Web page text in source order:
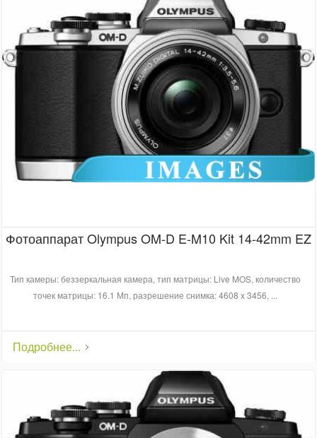
Фотоаппарат Olympus OM-D E-M10 Kit 14-42mm EZ
Тип камеры: беззеркальная камера, тип матрицы: Live MOS, количество
точек матрицы: 16.1 Мп, разрешение снимка: 4608 x 3456, ...
Подробнее...